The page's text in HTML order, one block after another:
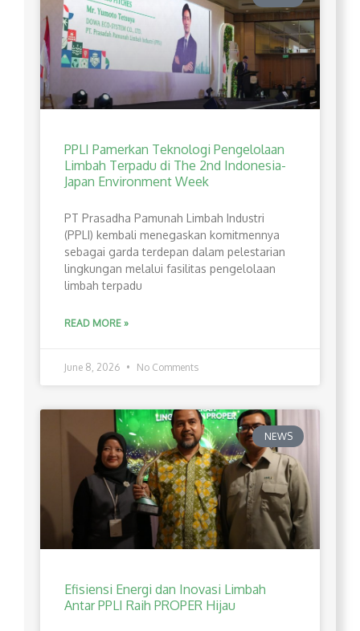
PPLI Pamerkan Teknologi Pengelolaan
Limbah Terpadu di The 2nd Indonesia-
Japan Environment Week
PT Prasadha Pamunah Limbah Industri
(PPLI) kembali menegaskan komitmennya
sebagai garda terdepan dalam pelestarian
lingkungan melalui fasilitas pengelolaan
limbah terpadu
READ MORE »
June 8, 2026 No Comments
NEWS
Efisiensi Energi dan Inovasi Limbah
Antar PPLI Raih PROPER Hijau